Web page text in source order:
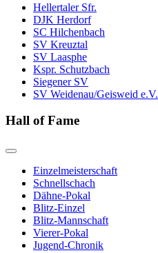
Hellertaler Sfr.
DJK Herdorf
SC Hilchenbach
SV Kreuztal
SV Laasphe
Kspr. Schutzbach
Siegener SV
SV Weidenau/Geisweid e.V.
Hall of Fame
Einzelmeisterschaft
Schnellschach
Dähne-Pokal
Blitz-Einzel
Blitz-Mannschaft
Vierer-Pokal
Jugend-Chronik